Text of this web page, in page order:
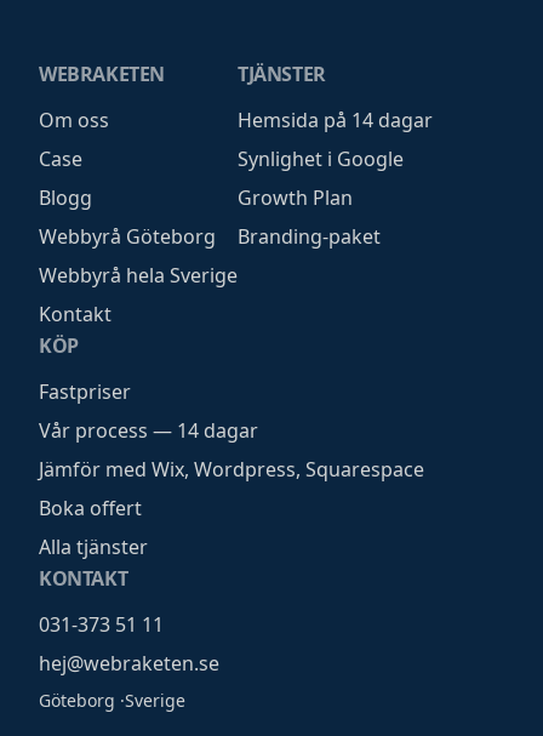
WEBRAKETEN
Om oss
Case
Blogg
Webbyrå Göteborg
Webbyrå hela Sverige
Kontakt
TJÄNSTER
Hemsida på 14 dagar
Synlighet i Google
Growth Plan
Branding-paket
KÖP
Fastpriser
Vår process — 14 dagar
Jämför med Wix, Wordpress, Squarespace
Boka offert
Alla tjänster
KONTAKT
031-373 51 11
hej@webraketen.se
Göteborg ·Sverige